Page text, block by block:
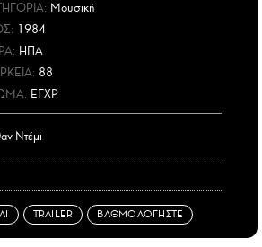
Μουσική
: 1984
: ΗΠΑ
88
ΕΓΧΡ.
Ντέμι
TRAILER ΒΑΘΜΟΛΟΓΗΣΤΕ